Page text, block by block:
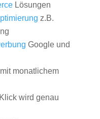
Lösungen
z.B.
Google und
monatlichem
wird genau